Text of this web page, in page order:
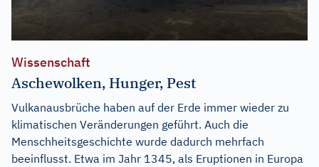
Wissenschaft
Aschewolken, Hunger, Pest
Vulkanausbrüche haben auf der Erde immer wieder zu
klimatischen Veränderungen geführt. Auch die
Menschheitsgeschichte wurde dadurch mehrfach
beeinflusst. Etwa im Jahr 1345, als Eruptionen in Europa